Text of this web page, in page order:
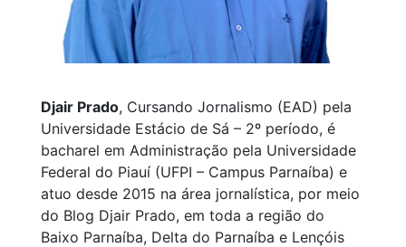
Djair Prado, Cursando Jornalismo (EAD) pela
Universidade Estácio de Sá – 2º período, é
bacharel em Administração pela Universidade
Federal do Piauí (UFPI – Campus Parnaíba) e
atuo desde 2015 na área jornalística, por meio
do Blog Djair Prado, em toda a região do
Baixo Parnaíba, Delta do Parnaíba e Lençóis